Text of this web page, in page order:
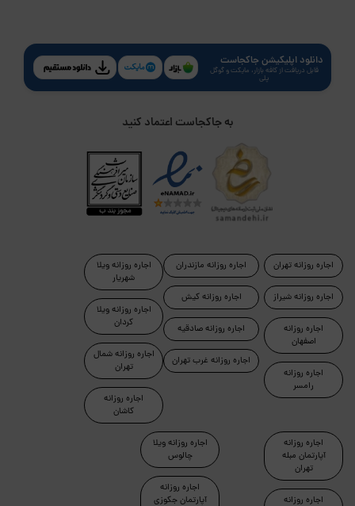
دانلود اپلیکیشن جاکجاست
قابل دریافت از کافه بازار، مایکت و گوگل
پلی
به جاکجاست اعتماد کنید
اجاره روزانه تهران
اجاره روزانه شیراز
اجاره روزانه
اصفهان
اجاره روزانه
رامسر
اجاره روزانه مازندران
اجاره روزانه کیش
اجاره روزانه صادقیه
اجاره روزانه غرب تهران
اجاره روزانه ویلا
شهریار
اجاره روزانه ویلا
کردان
اجاره روزانه شمال
تهران
اجاره روزانه
کاشان
اجاره روزانه
آپارتمان مبله
تهران
اجاره روزانه
اجاره روزانه ویلا
چالوس
اجاره روزانه
آپارتمان جکوزی